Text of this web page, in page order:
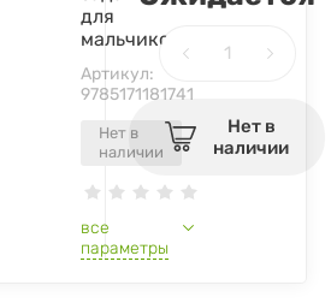
Нет в
наличии
для
мальчиков
Артикул:
9785171181741
все
параметры
Нет в
наличии